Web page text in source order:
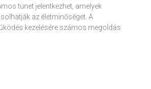
tünet jelentkezhet, amelyek
az életminőséget. A
kezelésére számos megoldás